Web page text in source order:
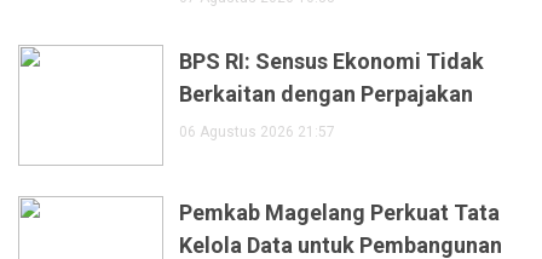
BPS RI: Sensus Ekonomi Tidak
Berkaitan dengan Perpajakan
06 Agustus 2026 21:57
Pemkab Magelang Perkuat Tata
Kelola Data untuk Pembangunan